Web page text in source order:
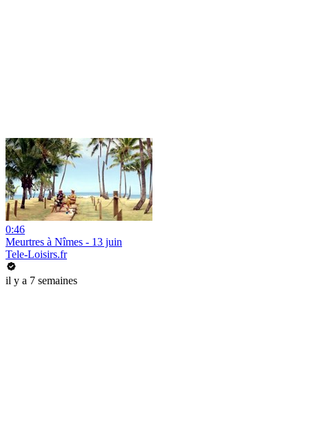
0:46
Meurtres à Nîmes - 13 juin
Tele-Loisirs.fr
il y a 7 semaines